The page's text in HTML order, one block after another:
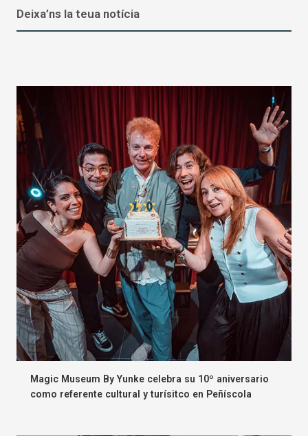
Deixa’ns la teua notícia
Magic Museum By Yunke celebra su 10º aniversario
como referente cultural y turísitco en Peñíscola